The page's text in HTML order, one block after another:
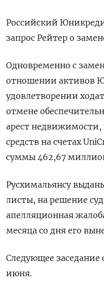
Российский
запрос Рейтер о
Одновременно с
отношении активов
удовлетворении
отмене
арест
средств на счетах
суммы 462,67
Русхимальянсу
листы, на решение
апелляционная
месяца со дня его
Следующее заседание
июня.